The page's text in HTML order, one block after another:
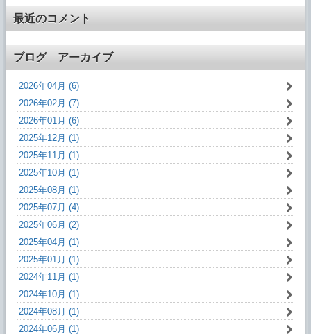
最近のコメント
ブログ アーカイブ
2026年04月 (6)
2026年02月 (7)
2026年01月 (6)
2025年12月 (1)
2025年11月 (1)
2025年10月 (1)
2025年08月 (1)
2025年07月 (4)
2025年06月 (2)
2025年04月 (1)
2025年01月 (1)
2024年11月 (1)
2024年10月 (1)
2024年08月 (1)
2024年06月 (1)